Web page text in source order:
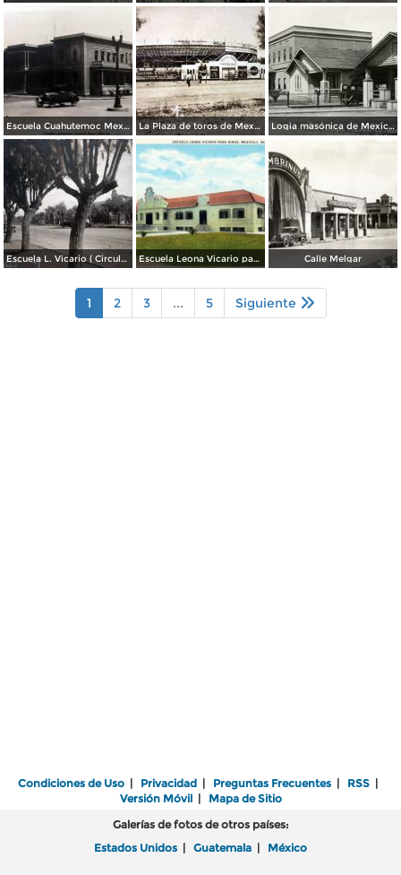
Escuela Cuahutemoc Mexicali, Baja California. La Plaza de toros de Mexicali. ( Circulada el 7 de Abril de 1958 ). Logia masónica de Mexicali
Escuela L. Vicario ( Circulada el 22 de Enero de 1943 ). Escuela Leona Vicario para Niñas Calle Melgar
1 2 3 ... 5 Siguiente
Condiciones de Uso | Privacidad | Preguntas Frecuentes | RSS |
Versión Móvil| Mapa de Sitio
Galerías de fotos de otros países:
Estados Unidos | Guatemala | México